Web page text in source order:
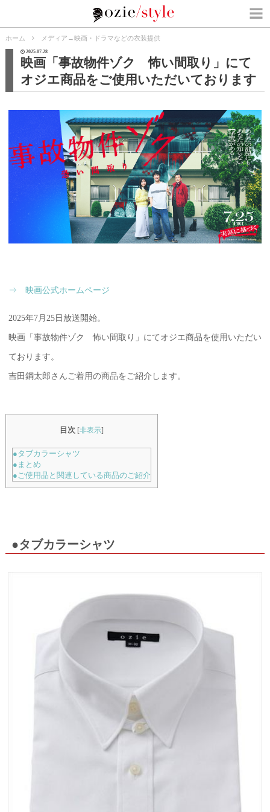
ホーム メディア →映画・ドラマなどの衣装提供
2025.07.28
映画「事故物件ゾク 怖い間取り」にて
オジエ商品をご使用いただいております
⇒ 映画公式ホームページ
2025年7月25日放送開始。
映画「事故物件ゾク 怖い間取り」にてオジエ商品を使用いただい
ております。
吉田鋼太郎さんご着用の商品をご紹介します。
目次 [非表示]
●タブカラーシャツ
●まとめ
●ご使用品と関連している商品のご紹介
●タブカラーシャツ